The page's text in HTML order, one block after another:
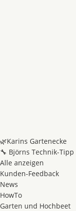
🌿Karins Gartenecke
🔧 Björns Technik-Tipp
Alle anzeigen
Kunden-Feedback
News
HowTo
Garten und Hochbeet